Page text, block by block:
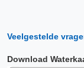
Veelgestelde
Download